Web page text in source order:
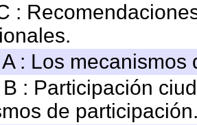
:
: Los
: Participación
de